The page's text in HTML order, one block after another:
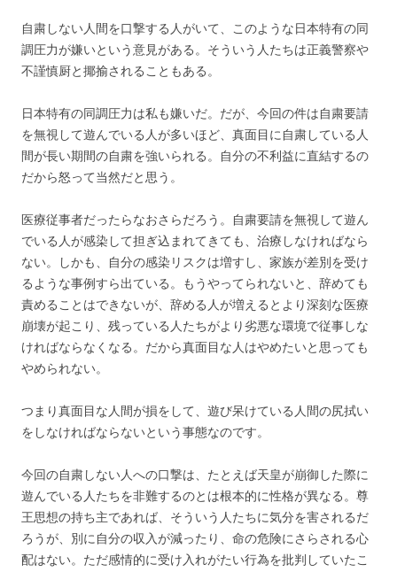
自粛しない人間を口撃する人がいて、このような日本特有の同
調圧力が嫌いという意見がある。そういう人たちは正義警察や
不謹慎厨と揶揄されることもある。
日本特有の同調圧力は私も嫌いだ。だが、今回の件は自粛要請
を無視して遊んでいる人が多いほど、真面目に自粛している人
間が長い期間の自粛を強いられる。自分の不利益に直結するの
だから怒って当然だと思う。
医療従事者だったらなおさらだろう。自粛要請を無視して遊ん
でいる人が感染して担ぎ込まれてきても、治療しなければなら
ない。しかも、自分の感染リスクは増すし、家族が差別を受け
るような事例すら出ている。もうやってられないと、辞めても
責めることはできないが、辞める人が増えるとより深刻な医療
崩壊が起こり、残っている人たちがより劣悪な環境で従事しな
ければならなくなる。だから真面目な人はやめたいと思っても
やめられない。
つまり真面目な人間が損をして、遊び呆けている人間の尻拭い
をしなければならないという事態なのです。
今回の自粛しない人への口撃は、たとえば天皇が崩御した際に
遊んでいる人たちを非難するのとは根本的に性格が異なる。尊
王思想の持ち主であれば、そういう人たちに気分を害されるだ
ろうが、別に自分の収入が減ったり、命の危険にさらされる心
配はない。ただ感情的に受け入れがたい行為を批判していたこ